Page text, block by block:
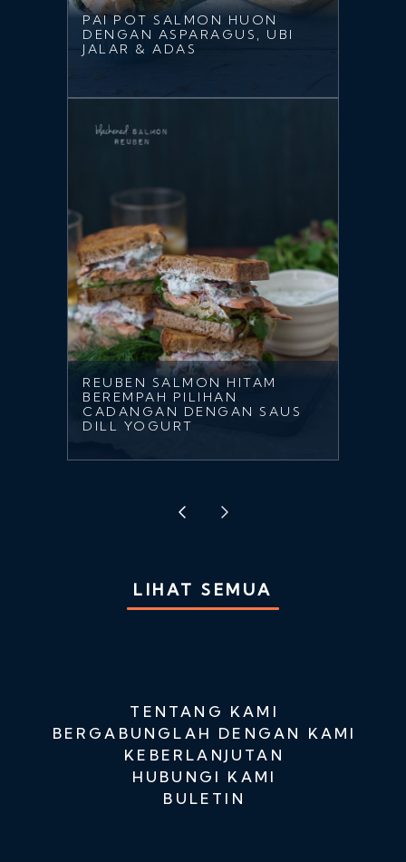
PAI POT SALMON HUON
DENGAN ASPARAGUS, UBI
JALAR & ADAS
REUBEN SALMON HITAM
BEREMPAH PILIHAN
CADANGAN DENGAN SAUS
DILL YOGURT
LIHAT SEMUA
TENTANG KAMI
BERGABUNGLAH DENGAN KAMI
KEBERLANJUTAN
HUBUNGI KAMI
BULETIN